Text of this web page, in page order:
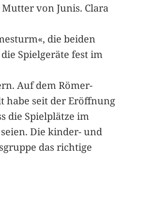
von Junis. Clara
die beiden
Spielgeräte fest im
Auf dem Römer-
habe seit der Eröffnung
die Spielplätze im
Die kinder- und
das richtige